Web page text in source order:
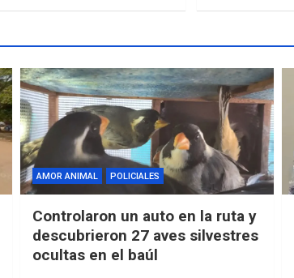
AMOR ANIMAL POLICIALES
Controlaron un auto en la ruta y
descubrieron 27 aves silvestres
ocultas en el baúl